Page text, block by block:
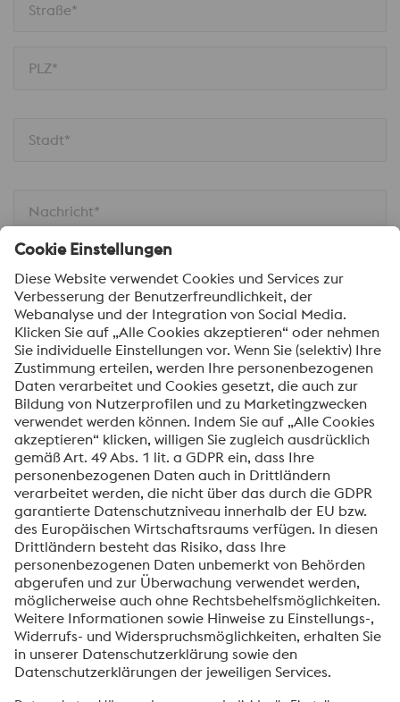
Straße*
PLZ*
Stadt*
Nachricht*
Ich möchte über Neuigkeiten automatisch
informiert werden.
Senden
Anti-Roboter-Verifizierung
Hier klicken
FriendlyCaptcha ⇗
Mit dem Absenden dieses Formulars werden Ihre
personenbezogenen Daten zum Zweck der Bearbeitung
Ihrer Anfrage verarbeitet. Weitere Informationen zur
Verarbeitung Ihrer personenbezogenen Daten sowie zu
Ihren Rechten finden Sie in unserer
Datenschutzmitteilung.